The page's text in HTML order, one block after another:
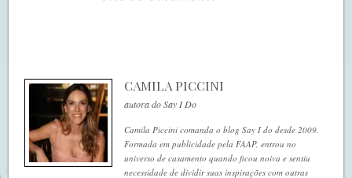
CAMILA PICCINI
autora do Say I Do
Camila Piccini comanda o blog Say I do desde 2009.
Formada em publicidade pela FAAP, entrou no
universo de casamento quando ficou noiva e sentiu
necessidade de dividir suas inspirações com outras